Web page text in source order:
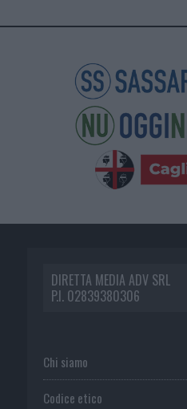
DIRETTA MEDIA ADV SRL
P.I. 02839380306
Chi siamo
Codice etico